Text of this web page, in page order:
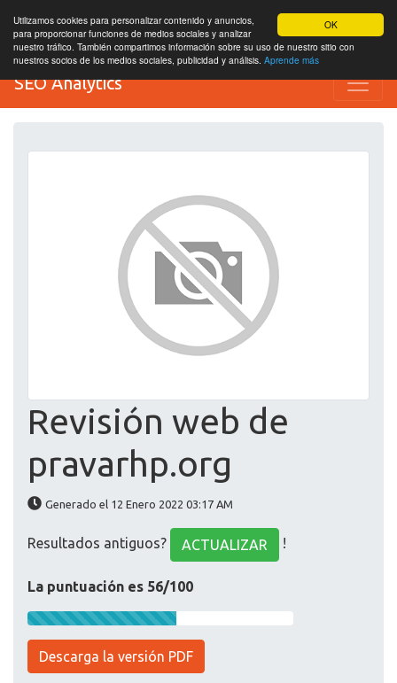
OK
Utilizamos cookies para personalizar contenido y anuncios,
para proporcionar funciones de medios sociales y analizar
nuestro tráfico. También compartimos información sobre su uso de nuestro sitio con
nuestros socios de los medios sociales, publicidad y análisis. Aprende más
SEO Analytics
Revisión web de
pravarhp.org
Generado el 12 Enero 2022 03:17 AM
Resultados antiguos? ACTUALIZAR !
La puntuación es 56/100
Descarga la versión PDF